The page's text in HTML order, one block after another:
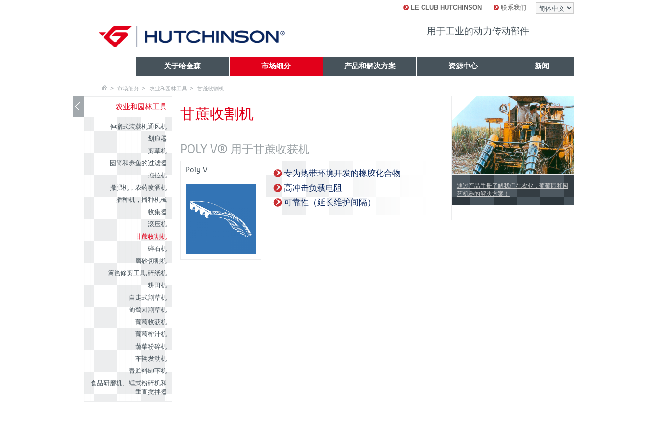
LE CLUB HUTCHINSON 联系我们
用于工业的动力传动部件
关于哈金森 市场细分 产品和解决方案 资源中心 新闻
市场细分 农业和园林工具 甘蔗收割机
农业和园林工具
伸缩式装载机通风机
划痕器
剪草机
圆筒和养鱼的过滤器
拖拉机
撒肥机，农药喷洒机
播种机，播种机械
收集器
滚压机
甘蔗收割机
碎石机
磨砂切割机
篱笆修剪工具,碎纸机
耕田机
自走式割草机
葡萄园割草机
葡萄收获机
葡萄榨汁机
蔬菜粉碎机
车辆发动机
青贮料卸下机
食品研磨机、锤式粉碎机和
垂直搅拌器
甘蔗收割机
POLY V® 用于甘蔗收获机
Poly V
专为热带环境开发的橡胶化合物
高冲击负载电阻
可靠性（延长维护间隔）
通过产品手册了解我们在农业，葡萄园和园
艺机器的解决方案！